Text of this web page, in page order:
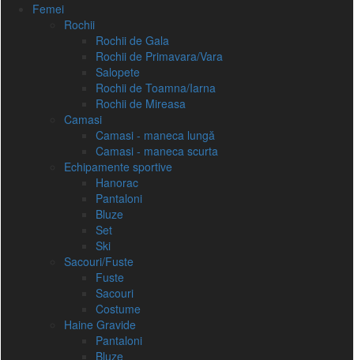
Femei
Rochii
Rochii de Gala
Rochii de Primavara/Vara
Salopete
Rochii de Toamna/Iarna
Rochii de Mireasa
Camasi
Camasi - maneca lungă
Camasi - maneca scurta
Echipamente sportive
Hanorac
Pantaloni
Bluze
Set
Ski
Sacouri/Fuste
Fuste
Sacouri
Costume
Haine Gravide
Pantaloni
Bluze